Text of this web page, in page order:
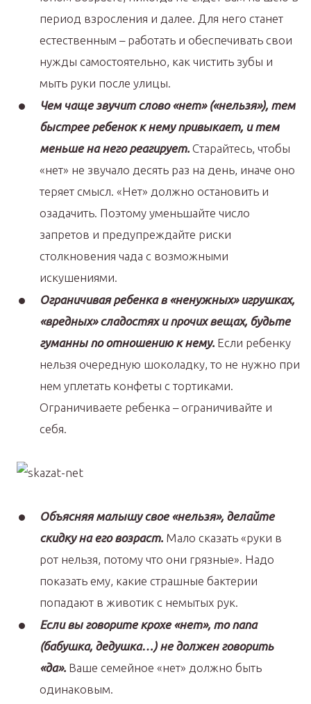
период взросления и далее. Для него станет
естественным – работать и обеспечивать свои
нужды самостоятельно, как чистить зубы и
мыть руки после улицы.
Чем чаще звучит слово «нет» («нельзя»), тем
быстрее ребенок к нему привыкает, и тем
меньше на него реагирует. Старайтесь, чтобы
«нет» не звучало десять раз на день, иначе оно
теряет смысл. «Нет» должно остановить и
озадачить. Поэтому уменьшайте число
запретов и предупреждайте риски
столкновения чада с возможными
искушениями.
Ограничивая ребенка в «ненужных» игрушках,
«вредных» сладостях и прочих вещах, будьте
гуманны по отношению к нему. Если ребенку
нельзя очередную шоколадку, то не нужно при
нем уплетать конфеты с тортиками.
Ограничиваете ребенка – ограничивайте и
себя.
Объясняя малышу свое «нельзя», делайте
скидку на его возраст. Мало сказать «руки в
рот нельзя, потому что они грязные». Надо
показать ему, какие страшные бактерии
попадают в животик с немытых рук.
Если вы говорите крохе «нет», то папа
(бабушка, дедушка…) не должен говорить
«да». Ваше семейное «нет» должно быть
одинаковым.